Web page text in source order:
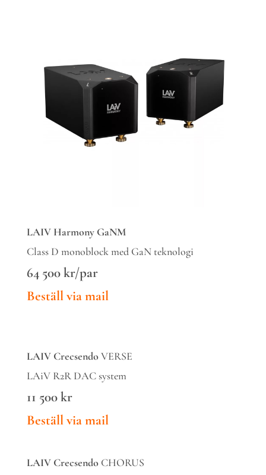
LAIV Harmony GaNM
Class D monoblock med GaN teknologi
64 500 kr/par
Beställ via mail
LAIV CrecsendoVERSE
LAiV R2R DAC system
11 500kr
Beställ via mail
LAIV Crecsendo CHORUS